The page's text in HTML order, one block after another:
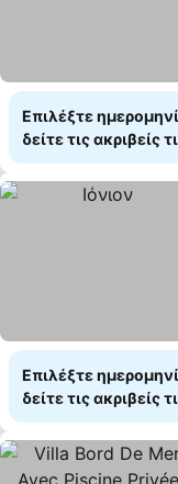
Επιλέξτε
δείτε τις ακριβείς
Επιλέξτε
δείτε τις ακριβείς